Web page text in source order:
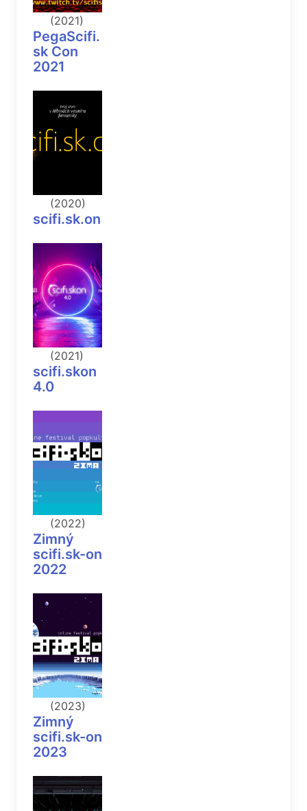
(2021)
PegaScifi.
sk Con
2021
(2020)
scifi.sk.on
(2021)
scifi.skon
4.0
(2022)
Zimný
scifi.sk-on
2022
(2023)
Zimný
scifi.sk-on
2023